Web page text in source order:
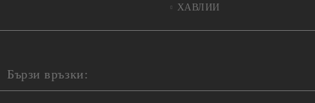
ХАВЛИИ
Бързи връзки: